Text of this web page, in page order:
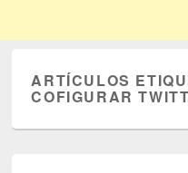
ARTÍCULOS
COFIGURAR